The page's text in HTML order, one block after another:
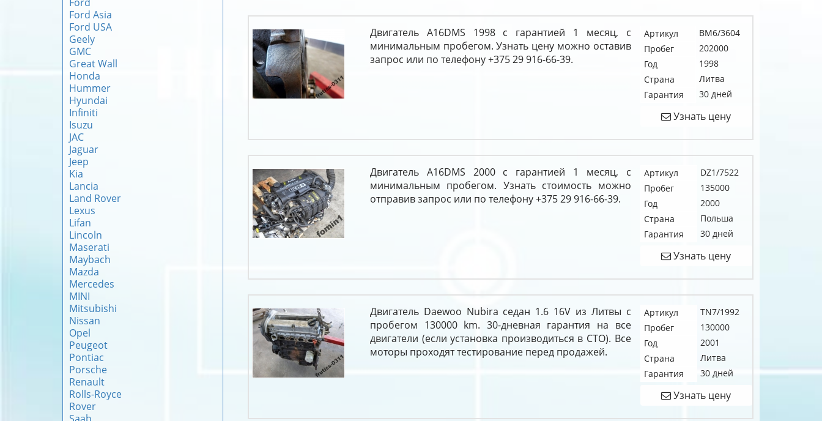
Ford Asia
Ford USA
Geely
GMC
Great Wall
Honda
Hummer
Hyundai
Infiniti
Isuzu
JAC
Jaguar
Jeep
Kia
Lancia
Land Rover
Lexus
Lifan
Lincoln
Maserati
Maybach
Mazda
Mercedes
MINI
Mitsubishi
Nissan
Opel
Peugeot
Pontiac
Porsche
Renault
Rolls-Royce
Rover
Двигатель A16DMS 1998 с гарантией 1 месяц, с
минимальным пробегом. Узнать цену можно оставив
запрос или по телефону +375 29 916-66-39.
Артикул
BM6/3604
Пробег
202000
Год
1998
Страна
Литва
Гарантия
30 дней
Узнать цену
Двигатель A16DMS 2000 с гарантией 1 месяц, с
минимальным пробегом. Узнать стоимость можно
отправив запрос или по телефону +375 29 916-66-39.
Артикул
DZ1/7522
Пробег
135000
Год
2000
Страна
Польша
Гарантия
30 дней
Узнать цену
Двигатель Daewoo Nubira седан 1.6 16V из Литвы с
пробегом 130000 km. 30-дневная гарантия на все
двигатели (если установка производиться в СТО). Все
моторы проходят тестирование перед продажей.
Артикул
TN7/1992
Пробег
130000
Год
2001
Страна
Литва
Гарантия
30 дней
Узнать цену